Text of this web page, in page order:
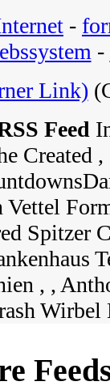
-
-
Link)
Feed
Created
Vettel
Spitzer
, ,
Wirbel